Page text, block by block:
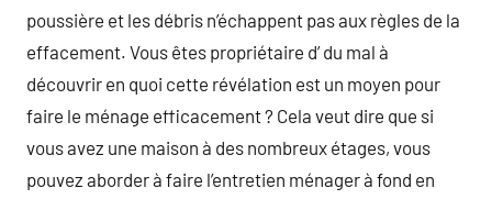
poussière et les débris n’échappent pas aux règles de la
effacement. Vous êtes propriétaire d’ du mal à
découvrir en quoi cette révélation est un moyen pour
faire le ménage efficacement ? Cela veut dire que si
vous avez une maison à des nombreux étages, vous
pouvez aborder à faire l’entretien ménager à fond en